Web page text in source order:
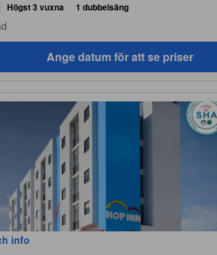
Högst 3 vuxna 1 dubbelsäng
Ange datum för att se priser
info